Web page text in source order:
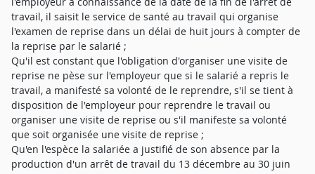
travail, il saisit le service de santé au travail qui organise
l'examen de reprise dans un délai de huit jours à compter de
la reprise par le salarié ;
Qu'il est constant que l'obligation d'organiser une visite de
reprise ne pèse sur l'employeur que si le salarié a repris le
travail, a manifesté sa volonté de le reprendre, s'il se tient à
disposition de l'employeur pour reprendre le travail ou
organiser une visite de reprise ou s'il manifeste sa volonté
que soit organisée une visite de reprise ;
Qu'en l'espèce la salariée a justifié de son absence par la
production d'un arrêt de travail du 13 décembre au 30 juin